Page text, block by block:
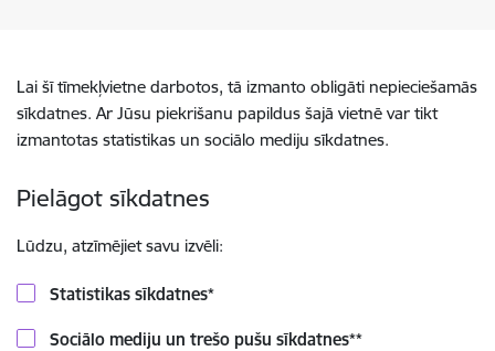
Lai šī tīmekļvietne darbotos, tā izmanto obligāti nepieciešamās
sīkdatnes. Ar Jūsu piekrišanu papildus šajā vietnē var tikt
izmantotas statistikas un sociālo mediju sīkdatnes.
Pielāgot sīkdatnes
Lūdzu, atzīmējiet savu izvēli:
Statistikas sīkdatnes*
Sociālo mediju un trešo pušu sīkdatnes**